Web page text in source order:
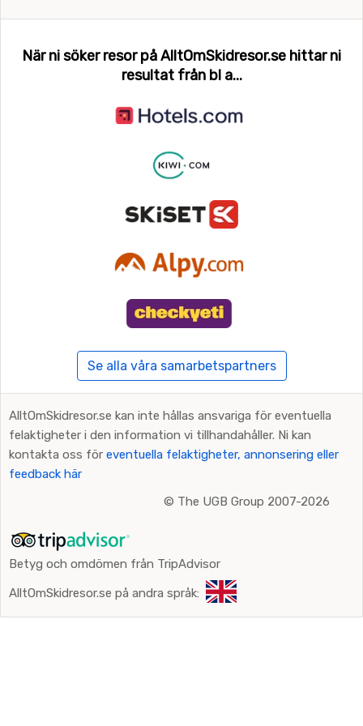
bästa råvarorna. Nöjeslivet är stort och det finns massor
finns det helt enkelt något för alla.
När ni söker resor på AlltOmSkidresor.se hittar ni
resultat från bl a...
Se alla våra samarbetspartners
AlltOmSkidresor.se kan inte hållas ansvariga för eventuella
felaktigheter i den information vi tillhandahåller. Ni kan
kontakta oss för eventuella felaktigheter, annonsering eller
feedback här
© The UGB Group 2007-2026
Betyg och omdömen från TripAdvisor
AlltOmSkidresor.se på andra språk: